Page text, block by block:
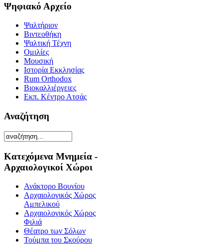
Ψηφιακό Αρχείο
Ψαλτήριον
Βιντεοθήκη
Ψαλτική Τέχνη
Ομιλίες
Μουσική
Ιστορία Εκκλησίας
Rum Orthodox
Βιοκαλλιέργειες
Εκπ. Κέντρο Ατσάς
Αναζήτηση
Κατεχόμενα Μνημεία -
Αρχαιολογικοί Χώροι
Ανάκτορο Βουνίου
Αρχαιολογικός Χώρος
Αμπελικού
Αρχαιολογικός Χώρος
Φιλιά
Θέατρο των Σόλων
Τούμπα του Σκούρου